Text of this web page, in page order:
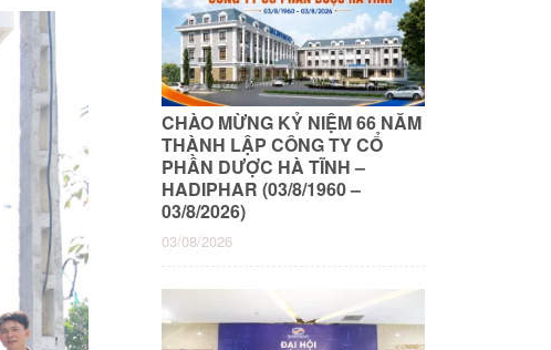
CHÀO MỪNG KỶ NIỆM 66 NĂM
THÀNH LẬP CÔNG TY CỔ
PHẦN DƯỢC HÀ TĨNH –
HADIPHAR (03/8/1960 –
03/8/2026)
03/08/2026